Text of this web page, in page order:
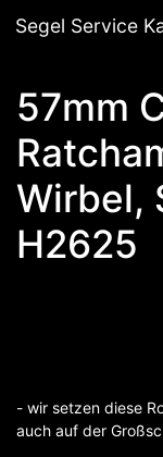
Segel Service
57mm
Wirbel,
H2625
- wir setzen diese
auch auf der